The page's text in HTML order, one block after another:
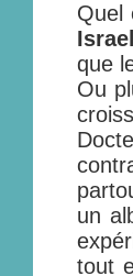
Quel
Israel
que
Ou
un
tout